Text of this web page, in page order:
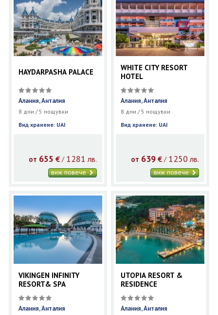
HAYDARPASHA PALACE
Алания, Анталия
8 дни / 5 нощувки
Вид хранене: UAI
от 655 €/ 1281 лв.
виж повече
WHITE CITY RESORT
HOTEL
Алания, Анталия
8 дни / 5 нощувки
Вид хранене: UAI
от 639 € / 1250 лв.
виж повече
VIKINGEN INFINITY
RESORT& SPA
Алания, Анталия
UTOPIA RESORT &
RESIDENCE
Алания, Анталия